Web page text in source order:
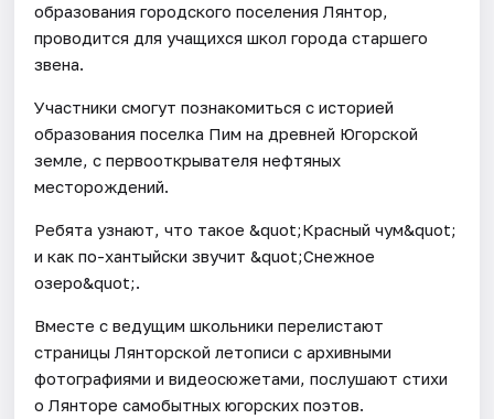
образования городского поселения Лянтор,
проводится для учащихся школ города старшего
звена.
Участники смогут познакомиться с историей
образования поселка Пим на древней Югорской
земле, с первооткрывателя нефтяных
месторождений.
Ребята узнают, что такое &quot;Красный чум&quot;
и как по-хантыйски звучит &quot;Снежное
озеро&quot;.
Вместе с ведущим школьники перелистают
страницы Лянторской летописи с архивными
фотографиями и видеосюжетами, послушают стихи
о Лянторе самобытных югорских поэтов.